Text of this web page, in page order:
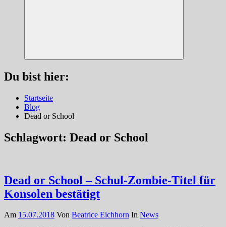
Suchen
Du bist hier:
Startseite
Blog
Dead or School
Schlagwort: Dead or School
Dead or School – Schul-Zombie-Titel für
Konsolen bestätigt
Am 15.07.2018 Von Beatrice Eichhorn In News